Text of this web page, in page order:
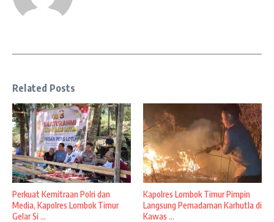
Related Posts
Perkuat Kemitraan Polri dan
Media, Kapolres Lombok Timur
Gelar Si ...
Kapolres Lombok Timur Pimpin
Langsung Pemadaman Karhutla di
Kawas ...